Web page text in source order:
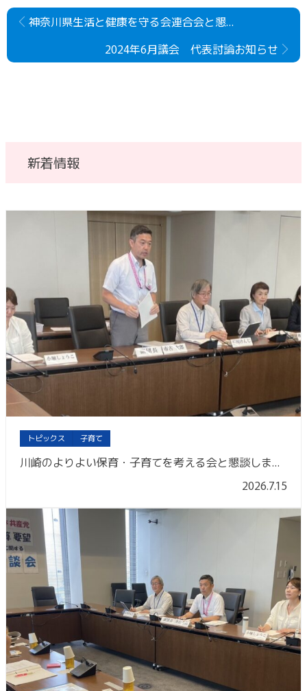
神奈川県生活と健康を守る会連合会と懇談しました。
2024年6月議会 代表討論お知らせ
新着情報
トピックス 子育て
川崎のよりよい保育・子育てを考える会と懇談しました
2026.7.15